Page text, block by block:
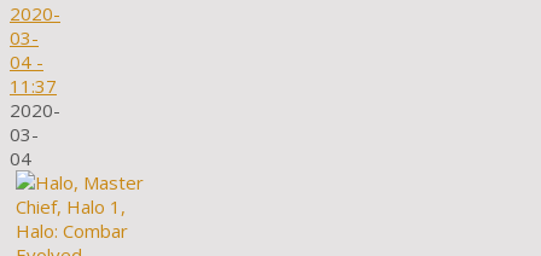
2020-
03-
04 -
11:37
2020-
03-
04